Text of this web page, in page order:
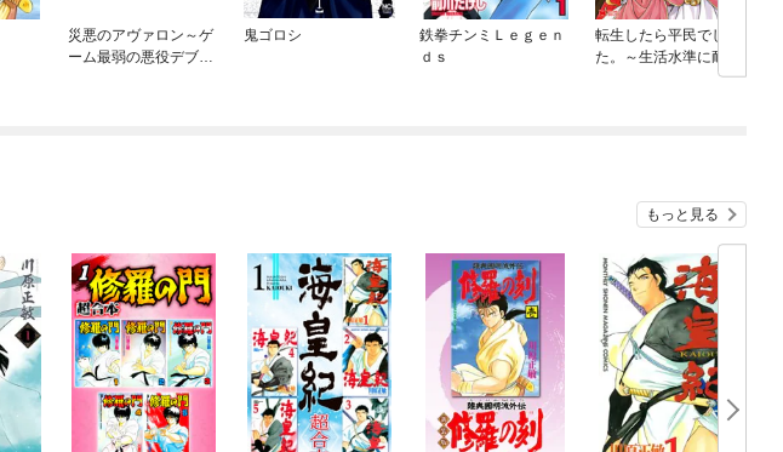
災悪のアヴァロン～ゲ
ーム最弱の悪役デブに
鬼ゴロシ
鉄拳チンミＬｅｇｅｎ
ｄｓ
転生したら平民でし
た。～生活水準に耐え
られないので貴族を目
もっと見る